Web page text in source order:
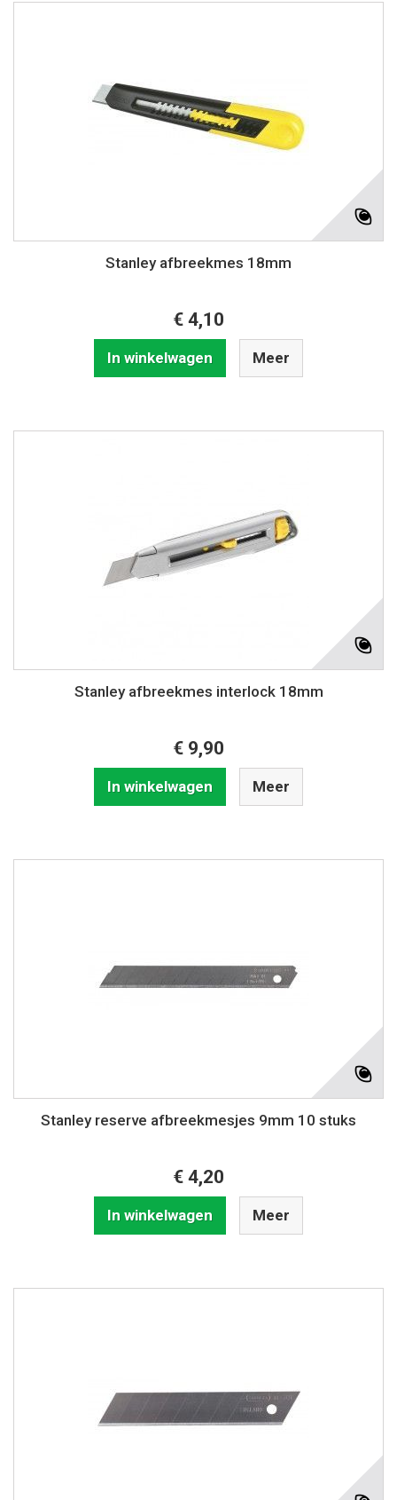
Stanley afbreekmes 18mm
€ 4,10
In winkelwagen Meer
Stanley afbreekmes interlock 18mm
€ 9,90
In winkelwagen Meer
Stanley reserve afbreekmesjes 9mm 10 stuks
€ 4,20
In winkelwagen Meer